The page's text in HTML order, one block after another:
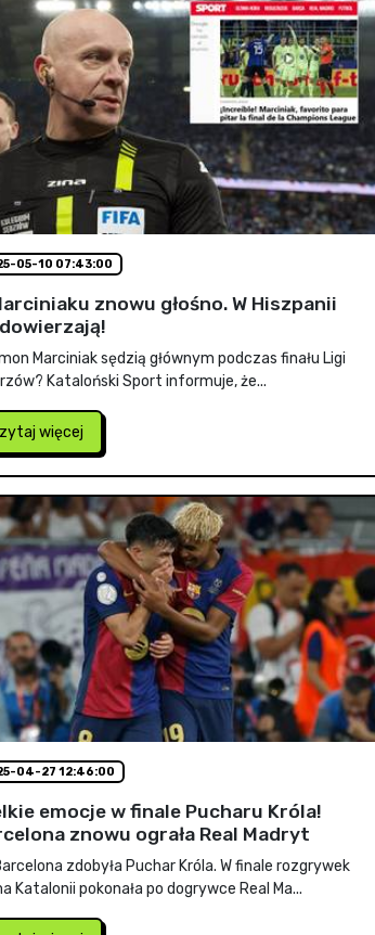
05-10 07:43:00
znowu głośno. W Hiszpanii
Marciniak sędzią głównym podczas finału Ligi
Kataloński Sport informuje, że...
więcej
04-27 12:46:00
emocje w finale Pucharu Króla!
znowu ograła Real Madryt
zdobyła Puchar Króla. W finale rozgrywek
Katalonii pokonała po dogrywce Real Ma...